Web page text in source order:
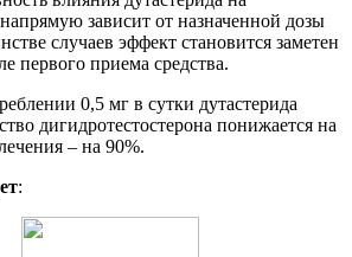
зависит от назначенной дозы
случаев эффект становится заметен
первого приема средства.
0,5 мг в сутки дутастерида
дигидротестостерона понижается на
– на 90%.
: